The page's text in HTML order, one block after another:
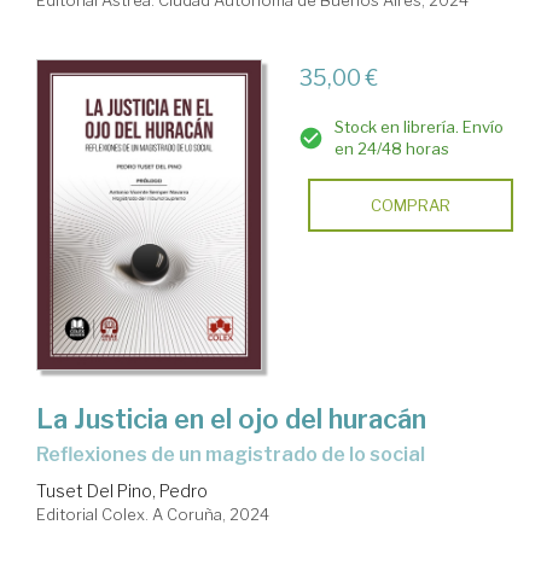
35,00 €
Stock en librería. Envío
en 24/48 horas
COMPRAR
La Justicia en el ojo del huracán
Reflexiones de un magistrado de lo social
Tuset Del Pino, Pedro
Editorial Colex. A Coruña, 2024